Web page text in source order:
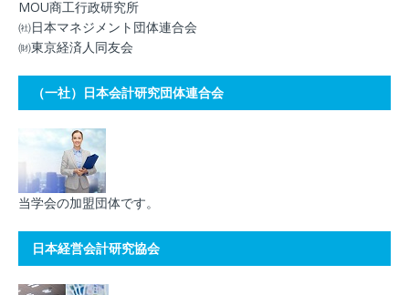
MOU商工行政研究所
㈳日本マネジメント団体連合会
㈶東京経済人同友会
（一社）日本会計研究団体連合会
当学会の加盟団体です。
日本経営会計研究協会